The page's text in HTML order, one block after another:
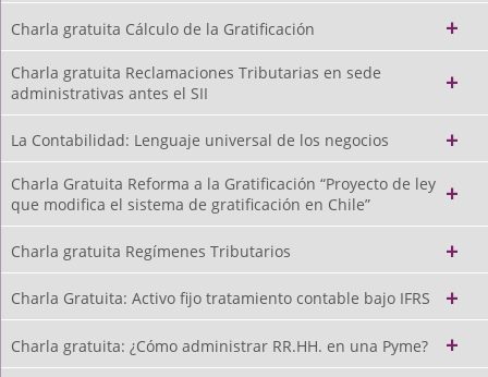
Charla gratuita Cálculo de la Gratificación
Charla gratuita Reclamaciones Tributarias en sede
administrativas antes el SII
La Contabilidad: Lenguaje universal de los negocios
Charla Gratuita Reforma a la Gratificación “Proyecto de ley
que modifica el sistema de gratificación en Chile”
Charla gratuita Regímenes Tributarios
Charla Gratuita: Activo fijo tratamiento contable bajo IFRS
Charla gratuita: ¿Cómo administrar RR.HH. en una Pyme?